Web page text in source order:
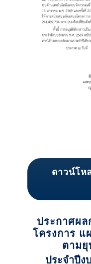
ดาวน์โห
ประกาศผ
โครงการ แ
ตามยุ
ประจำปีง